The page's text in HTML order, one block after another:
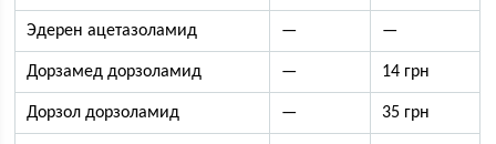
Эдерен ацетазоламид — —
Дорзамед дорзоламид — 14 грн
Дорзол дорзоламид — 35 грн